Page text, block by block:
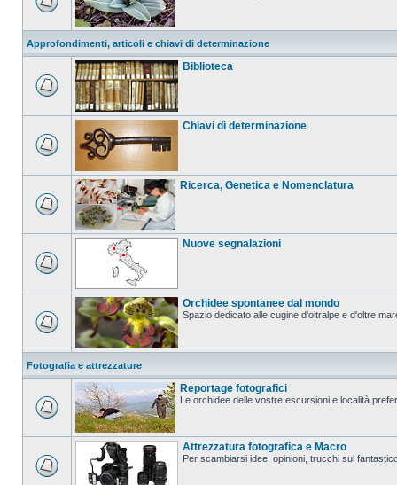
Approfondimenti, articoli e chiavi di determinazione
Biblioteca
Chiavi di determinazione
Ricerca, Genetica e Nomenclatura
Nuove segnalazioni
Orchidee spontanee dal mondo
Spazio dedicato alle cugine d'oltralpe e d'oltre
Fotografia e attrezzature
Reportage fotografici
Le orchidee delle vostre escursioni e località
Attrezzatura fotografica e Macro
Per scambiarsi idee, opinioni, trucchi sul